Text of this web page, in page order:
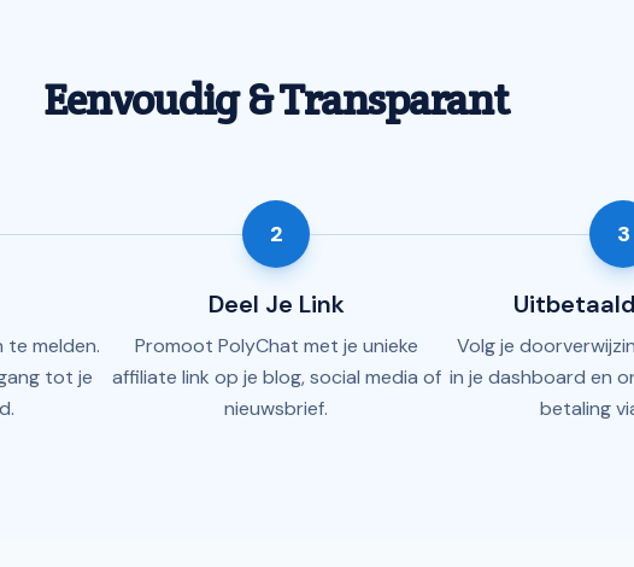
Eenvoudig & Transparant
te melden.
tot je
2
Deel Je Link
Promoot PolyChat met je unieke
affiliate link op je blog, social media of
nieuwsbrief.
3
Volg je
in je dashboard en
betaling